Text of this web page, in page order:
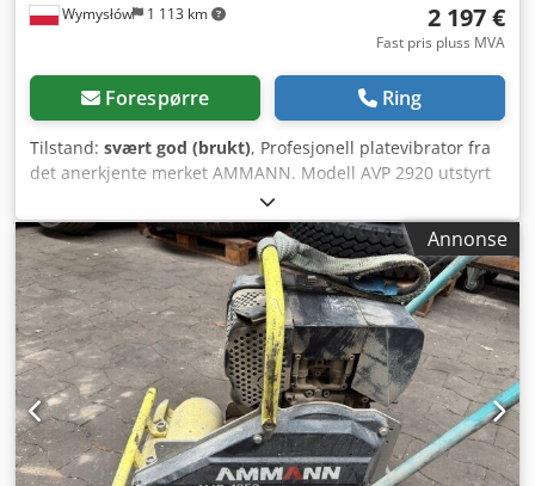
Wymysłów 1 113 km 2 197 €
Fast pris pluss MVA
Forespørre Ring
Tilstand: svært god (brukt), Profesjonell platevibrator fra
det anerkjente merket AMMANN. Modell AVP 2920 utstyrt
med en pålitelig HATZ dieselmotor med en effekt på 5 kW.
Maskinen er designet for profesjonelle belegnings-,
anleggs- og komprimeringsarbeider av jord,
belegningsstein, underlag og asfalt. Fullt mekanisk enhet
med robust tysk konstruksjon. Dksdpfxey Sifys Akcsr Visuell
tilstand i henhold til bildene – normale brukstegn.
Tekniske data: • Produsent: AMMANN • Modell: AVP 2920 •
Produksjonsår: 1999 • Motor: HATZ Diesel • Motortype:
1B30-6 • Effekt: 5 kW • Driftvekt: 190 kg • Manuell start •
Produsert i Tyskland Bruksområder: • Komprimering av
belegningsstein • Belegningsarbeid • Veiarbeid •
Komprimering av jord og underlag • Utgravinger og
Annonse